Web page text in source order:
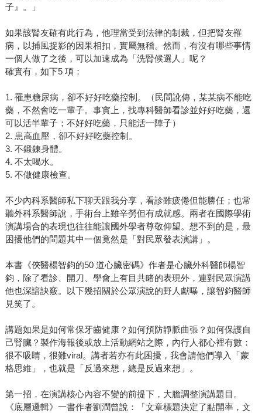
子』。」
如果該腎友確有此行為，他理當受到法律的制裁，但把腎友罹
病，以捕風捉影的因果相扣，實屬無稽。然而，有沒有哪些事情
一個人做了之後，可以加速成為「洗腎候選人」呢？
確實有，如下5 項：
1. 罹患糖尿病，卻不好好吃藥控制。（民間訛傳，某某病不能吃
藥，不然會吃一輩子。事實上，找專科醫師看診並好好吃藥，還
可以活半輩子；不好好吃藥，只能活一陣子）
2. 患高血壓，卻不好好吃藥控制。
3. 不鍛鍊身體。
4. 不太喝水。
5. 不做健康檢查。
不少內科系醫師私下聊天跟我分享，看診雖疲倦但能勝任；也常
聽外科系醫師說，手術台上雖辛勞但有成就感。兩者在國際學術
演講場合的表現也往往能讓國外學者尊敬仰望。想不到的是，最
困擾他們的問題其中一個竟然是「對民眾發表演講」。
本書《俠醫楊智鈞的50 道心臟密碼》作者是心臟外科醫師楊智
鈞，除了看診、開刀、學會上有目共睹的表現外，連對民眾演講
他也深諳訣竅。以下幾招關於公眾演說的野人獻曝，讓智鈞醫師
見笑了。
講題如果是如何常保牙齒健康？如何預防靜脈曲張？如何保護自
己腎臟？製作海報後或放上活動網站之際，內行人都心裡有數：
很不吸睛，很難viral。講者若亦有此困擾，我會請他們導入「蒙
格思維」，也就是「反過來想，總是反過來想」。
第一招，在演講核心內容不變的前提下，大膽調整演講題目。
《底層邏輯》一書作者劉潤曾說：「文章標題決定了點開率，文